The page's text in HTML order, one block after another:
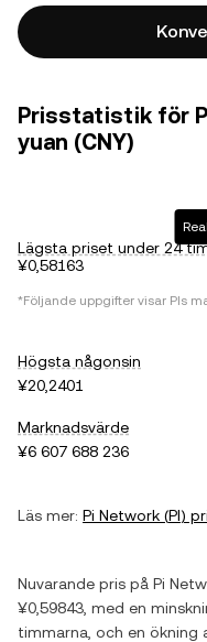
Prisstatistik för
yuan (CNY)
Lägsta priset under 24
¥0,58163
*Följande uppgifter visar PIs
Högsta någonsin
¥20,2401
Marknadsvärde
¥6 607 688 236
Läs mer: Pi Network (PI)
Nuvarande pris på Pi
¥0,59843 , med en
timmarna, och en ökning